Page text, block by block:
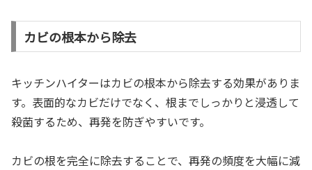
カビの根本から除去
キッチンハイターはカビの根本から除去する効果がありま
す。表面的なカビだけでなく、根までしっかりと浸透して
殺菌するため、再発を防ぎやすいです。
カビの根を完全に除去することで、再発の頻度を大幅に減